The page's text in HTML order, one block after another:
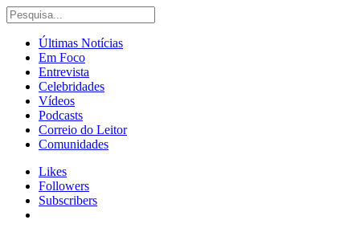
Últimas Notícias
Em Foco
Entrevista
Celebridades
Vídeos
Podcasts
Correio do Leitor
Comunidades
Likes
Followers
Subscribers